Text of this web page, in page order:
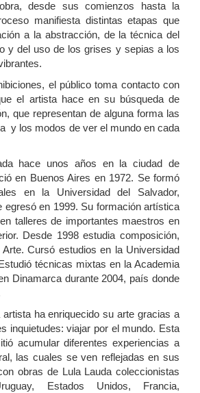
desde sus comienzos hasta la
manifiesta distintas etapas que
a la abstracción, de la técnica del
y del uso de los grises y sepias a los
el público toma contacto con
el artista hace en su búsqueda de
que representan de alguna forma las
y los modos de ver el mundo en cada
hace unos años en la ciudad de
en Buenos Aires en 1972. Se formó
en la Universidad del Salvador,
egresó en 1999. Su formación artística
talleres de importantes maestros en
Desde 1998 estudia composición,
Cursó estudios en la Universidad
técnicas mixtas en la Academia
Dinamarca durante 2004, país donde
artista ha enriquecido su arte gracias a
inquietudes: viajar por el mundo. Esta
acumular diferentes experiencias a
las cuales se ven reflejadas en sus
obras de Lula Lauda coleccionistas
Estados Unidos, Francia,